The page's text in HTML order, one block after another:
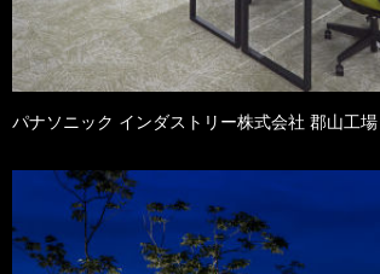
パナソニック インダストリー株式会社 郡山工